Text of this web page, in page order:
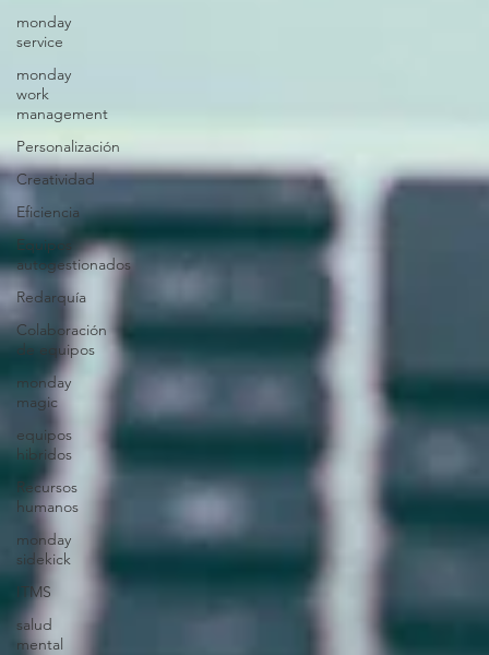
monday
service
monday
work
management
Personalización
Creatividad
Eficiencia
Equipos
autogestionados
Redarquía
Colaboración
de equipos
monday
magic
equipos
hibridos
Recursos
humanos
monday
sidekick
ITMS
salud
mental